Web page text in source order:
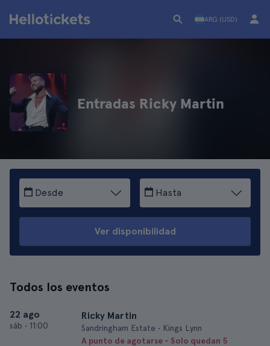
ARG (USD)
Entradas Ricky Martin
Desde Hasta
Ver disponibilidad
Todos los eventos
22 ago
sáb • 11:00
Ricky Martin
Sandringham Estate • Kings Lynn
A punto de agotarse - Solo quedan 5